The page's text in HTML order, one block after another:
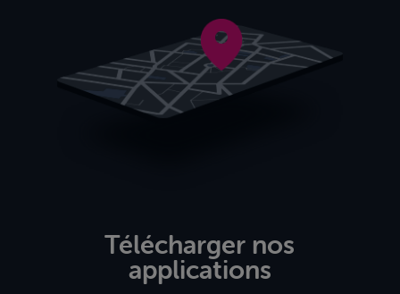
Télécharger nos
applications